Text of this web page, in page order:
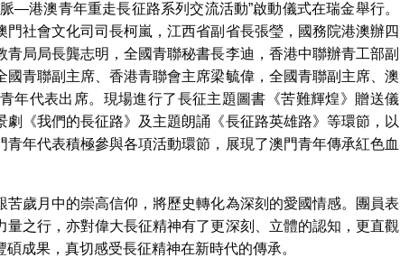
—港澳青年重走長征路系列交流活動”啟動儀式在瑞金舉行。
社會文化司司長柯嵐，江西省副省長張瑩，國務院港澳辦四
局局長龔志明，全國青聯秘書長李迪，香港中聯辦青工部副
青聯副主席、香港青聯會主席梁毓偉，全國青聯副主席、澳
年代表出席。現場進行了長征主題圖書《苦難輝煌》贈送儀
《我們的長征路》及主題朗誦《長征路英雄路》等環節，以
年代表積極參與各項活動環節，展現了澳門青年傳承紅色血
歲月中的崇高信仰，將歷史轉化為深刻的愛國情感。團員表
之行，亦對偉大長征精神有了更深刻、立體的認知，更直觀
成果，真切感受長征精神在新時代的傳承。